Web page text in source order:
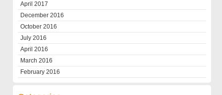
April 2017
December 2016
October 2016
July 2016
April 2016
March 2016
February 2016